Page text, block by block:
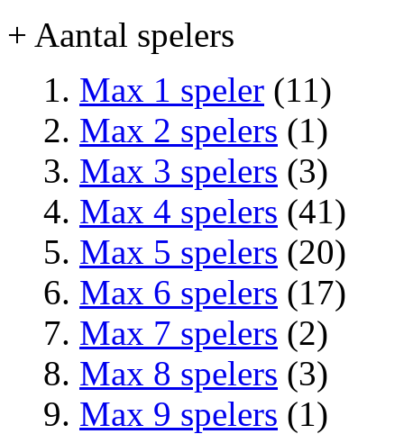
+ Aantal spelers
Max 1 speler (11)
Max 2 spelers (1)
Max 3 spelers (3)
Max 4 spelers (41)
Max 5 spelers (20)
Max 6 spelers (17)
Max 7 spelers (2)
Max 8 spelers (3)
Max 9 spelers (1)